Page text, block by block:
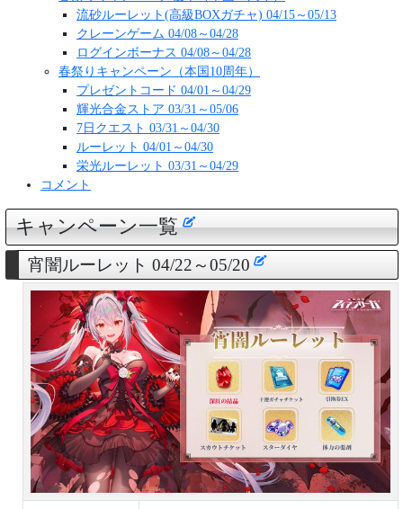
流砂ルーレット(高級BOXガチャ) 04/15～05/13
クレーンゲーム 04/08～04/28
ログインボーナス 04/08～04/28
春祭りキャンペーン（本国10周年）
プレゼントコード 04/01～04/29
輝光合金ストア 03/31～05/06
7日クエスト 03/31～04/30
ルーレット 04/01～04/30
栄光ルーレット 03/31～04/29
コメント
キャンペーン一覧
宵闇ルーレット 04/22～05/20